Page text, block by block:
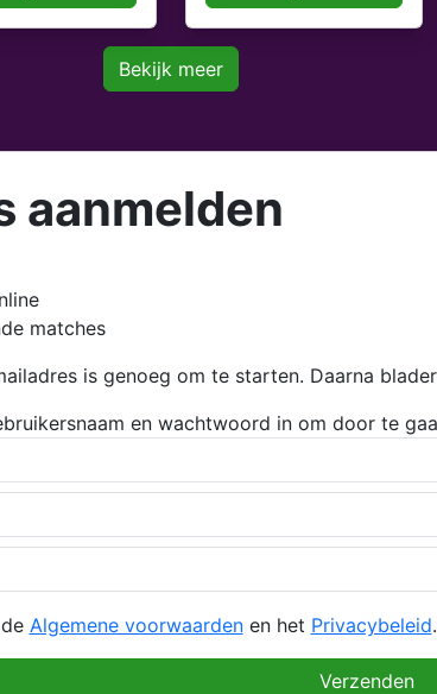
Bekijk meer
aanmelden
matches
is genoeg om te starten. Daarna
en wachtwoord in om door te
Algemene voorwaardenen het Privacybeleid.
Verzenden